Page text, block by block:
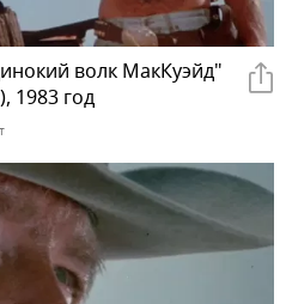
волк МакКуэйд"
1983 год